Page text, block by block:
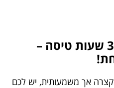
יעדים מופלאים עד 3 שעות טיסה –
אך משמעותית, יש לכם